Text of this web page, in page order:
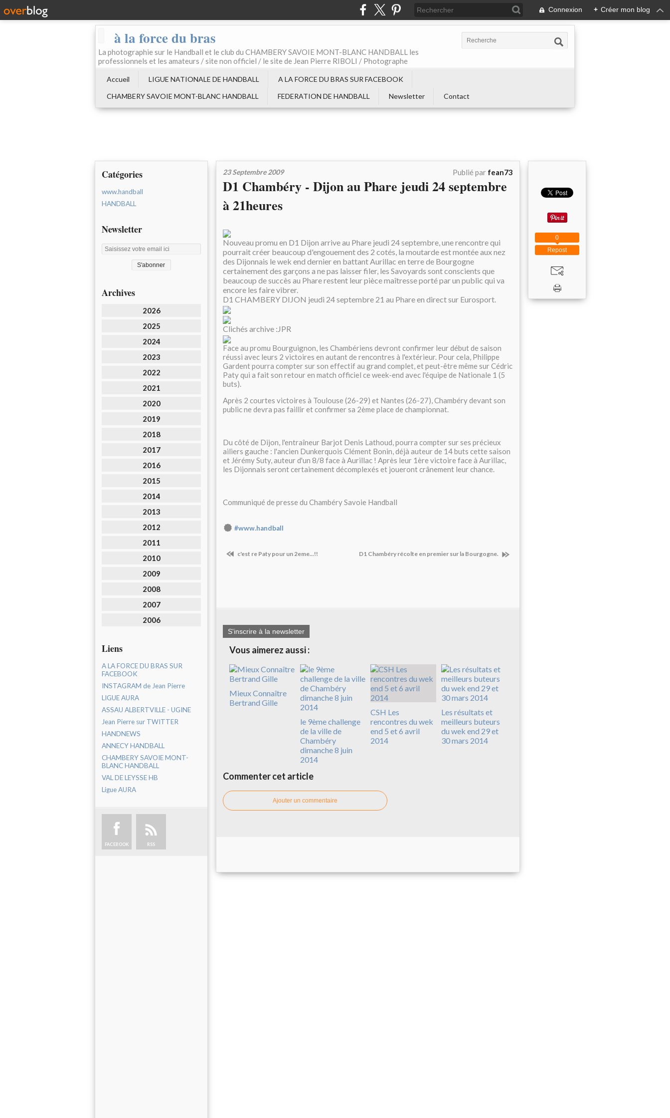
Connexion + Créer mon blog
à la force du bras
La photographie sur le Handball et le club du CHAMBERY SAVOIE MONT-BLANC HANDBALL les
professionnels et les amateurs / site non officiel / le site de Jean Pierre RIBOLI / Photographe
Accueil LIGUE NATIONALE DE HANDBALL
A LA FORCE DU BRAS SUR FACEBOOK
CHAMBERY SAVOIE MONT-BLANC HANDBALL
FEDERATION DE HANDBALL Newsletter Contact
Catégories
www.handball
HANDBALL
Newsletter
Archives
2026
2025
2024
2023
2022
2021
2020
2019
2018
2017
2016
2015
2014
2013
2012
2011
2010
2009
2008
2007
2006
Liens
A LA FORCE DU BRAS SUR
FACEBOOK
INSTAGRAM de Jean Pierre
LIGUE AURA
ASSAU ALBERTVILLE - UGINE
Jean Pierre sur TWITTER
HANDNEWS
ANNECY HANDBALL
CHAMBERY SAVOIE MONT-
BLANC HANDBALL
VAL DE LEYSSE HB
Ligue AURA
FACEBOOK RSS
23 Septembre 2009 Publié par fean73
D1 Chambéry - Dijon au Phare jeudi 24 septembre
à 21heures
Nouveau promu en D1 Dijon arrive au Phare jeudi 24 septembre, une rencontre qui
pourrait créer beaucoup d'engouement des 2 cotés, la moutarde est montée aux nez
des Dijonnais le wek end dernier en battant Aurillac en terre de Bourgogne
certainement des garçons a ne pas laisser filer, les Savoyards sont conscients que
beaucoup de succès au Phare restent leur pièce maîtresse porté par un public qui va
encore les faire vibrer.
D1 CHAMBERY DIJON jeudi 24 septembre 21 au Phare en direct sur Eurosport.
Clichés archive :JPR
Face au promu Bourguignon, les Chambériens devront confirmer leur début de saison
réussi avec leurs 2 victoires en autant de rencontres à l'extérieur. Pour cela, Philippe
Gardent pourra compter sur son effectif au grand complet, et peut-être même sur Cédric
Paty qui a fait son retour en match officiel ce week-end avec l'équipe de Nationale 1 (5
buts).
Après 2 courtes victoires à Toulouse (26-29) et Nantes (26-27), Chambéry devant son
public ne devra pas faillir et confirmer sa 2ème place de championnat.
Du côté de Dijon, l'entraîneur Barjot Denis Lathoud, pourra compter sur ses précieux
ailiers gauche : l'ancien Dunkerquois Clément Bonin, déjà auteur de 14 buts cette saison
et Jérémy Suty, auteur d'un 8/8 face à Aurillac ! Après leur 1ère victoire face à Aurillac,
les Dijonnais seront certainement décomplexés et joueront crânement leur chance.
Communiqué de presse du Chambéry Savoie Handball
#www.handball
c'est re Paty pour un 2eme...!! D1 Chambéry récolte en premier sur la Bourgogne.
S'inscrire à la newsletter
Vous aimerez aussi :
Mieux Connaître
Bertrand Gille
le 9ème challenge
de la ville de
Chambéry
dimanche 8 juin
2014
CSH Les
rencontres du wek
end 5 et 6 avril
2014
Les résultats et
meilleurs buteurs
du wek end 29 et
30 mars 2014
Commenter cet article
Ajouter un commentaire
Repost
0